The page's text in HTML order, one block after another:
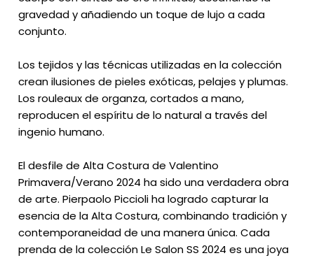
gravedad y añadiendo un toque de lujo a cada
conjunto.
Los tejidos y las técnicas utilizadas en la colección
crean ilusiones de pieles exóticas, pelajes y plumas.
Los rouleaux de organza, cortados a mano,
reproducen el espíritu de lo natural a través del
ingenio humano.
El desfile de Alta Costura de Valentino
Primavera/Verano 2024 ha sido una verdadera obra
de arte. Pierpaolo Piccioli ha logrado capturar la
esencia de la Alta Costura, combinando tradición y
contemporaneidad de una manera única. Cada
prenda de la colección Le Salon SS 2024 es una joya